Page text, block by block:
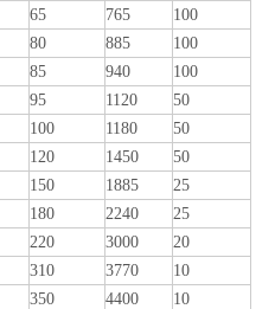
65 765
100
80 885
100
85 940
100
95 1120
50
100 1180
50
120 1450
50
150 1885
25
180 2240
25
220 3000
20
310 3770
10
350 4400 10